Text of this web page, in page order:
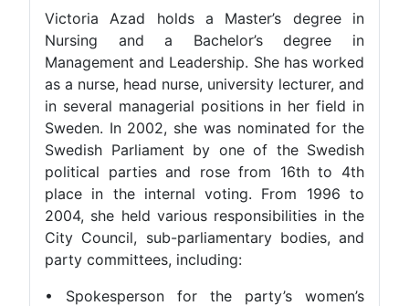
Victoria Azad holds a Master’s degree in
Nursing and a Bachelor’s degree in
Management and Leadership. She has worked
as a nurse, head nurse, university lecturer, and
in several managerial positions in her field in
Sweden. In 2002, she was nominated for the
Swedish Parliament by one of the Swedish
political parties and rose from 16th to 4th
place in the internal voting. From 1996 to
2004, she held various responsibilities in the
City Council, sub-parliamentary bodies, and
party committees, including:
• Spokesperson for the party’s women’s